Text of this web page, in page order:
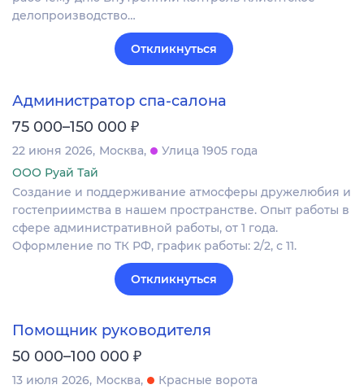
делопроизводство…
Откликнуться
Администратор спа-салона
75 000–150 000 ₽
22 июня 2026 Москва
Улица 1905 года
ООО Руай Тай
Создание и поддерживание атмосферы дружелюбия и
гостеприимства в нашем пространстве. Опыт работы в
сфере административной работы, от 1 года.
Оформление по ТК РФ, график работы: 2/2, с 11.
Откликнуться
Помощник руководителя
50 000–100 000 ₽
13 июля 2026 Москва
Красные ворота